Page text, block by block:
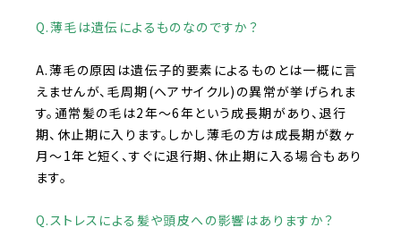
Q.薄毛は遺伝によるものなのですか？
A.薄毛の原因は遺伝子的要素によるものとは一概に言
えませんが、毛周期(ヘアサイクル) の異常が挙げられま
す。通常髪の毛は2年～6年という成長期があり、退行
期、休止期に入ります。しかし薄毛の方は成長期が数ヶ
月～1年と短く、すぐに退行期、休止期に入る場合もあり
ます。
Q.ストレスによる髪や頭皮への影響はありますか？